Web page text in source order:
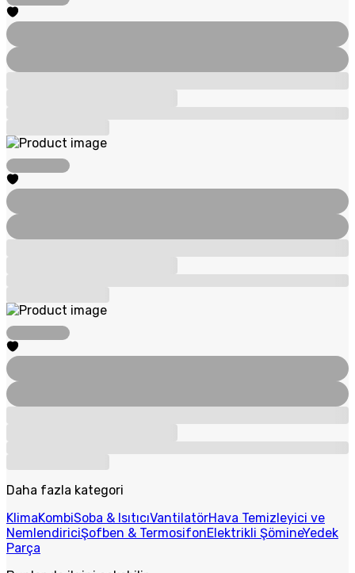
Daha fazla kategori
KlimaKombiSoba & IsıtıcıVantilatörHava Temizleyici ve
NemlendiriciŞofben & TermosifonElektrikli ŞömineYedek
Parça